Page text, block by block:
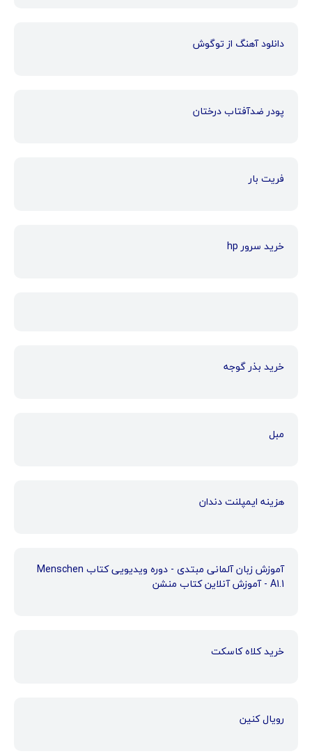
دانلود آهنگ از توگوش
پودر ضدآفتاب درختان
فریت بار
خرید سرور hp
خرید بذر گوجه
مبل
هزینه ایمپلنت دندان
آموزش زبان آلمانی مبتدی - دوره ویدیویی کتاب Menschen
A1.1 - آموزش آنلاین کتاب منشن
خرید کلاه کاسکت
رویال کنین